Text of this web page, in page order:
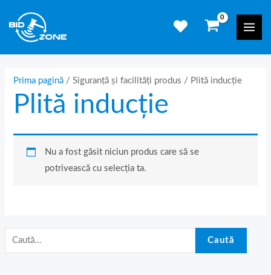
content
Caută
Prima pagină / Siguranță și facilități produs / Plită inducție
Plită inducție
Nu a fost găsit niciun produs care să se
potrivească cu selecția ta.